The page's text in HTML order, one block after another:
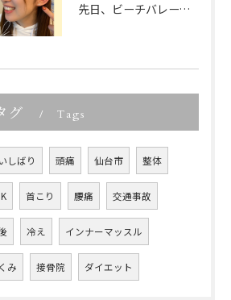
先日、ビーチバレーでご活躍中の
グ Tags
しばり 頭痛 仙台市 整体
首こり 腰痛 交通事故
冷え インナーマッスル
み 接骨院 ダイエット